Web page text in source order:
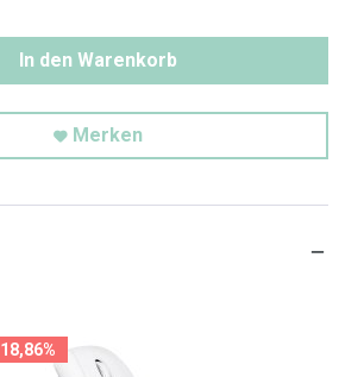
In den Warenkorb
Merken
18,86%